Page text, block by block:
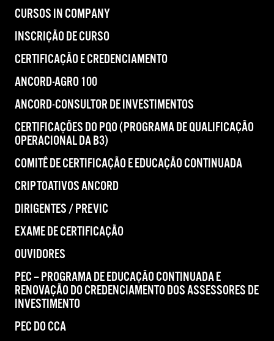
CURSOS IN COMPANY
INSCRIÇÃO DE CURSO
CERTIFICAÇÃO E CREDENCIAMENTO
ANCORD-AGRO 100
ANCORD-CONSULTOR DE INVESTIMENTOS
CERTIFICAÇÕES DO PQO (PROGRAMA DE QUALIFICAÇÃO
OPERACIONAL DA B3)
COMITÊ DE CERTIFICAÇÃO E EDUCAÇÃO CONTINUADA
CRIPTOATIVOS ANCORD
DIRIGENTES / PREVIC
EXAME DE CERTIFICAÇÃO
OUVIDORES
PEC – PROGRAMA DE EDUCAÇÃO CONTINUADA E
RENOVAÇÃO DO CREDENCIAMENTO DOS ASSESSORES DE
INVESTIMENTO
PEC DO CCA